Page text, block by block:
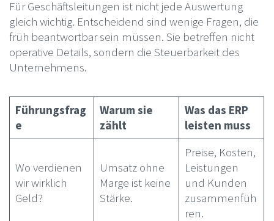
Für Geschäftsleitungen ist nicht jede Auswertung
gleich wichtig. Entscheidend sind wenige Fragen, die
früh beantwortbar sein müssen. Sie betreffen nicht
operative Details, sondern die Steuerbarkeit des
Unternehmens.
Führungsfrag
e
Warum sie
zählt
Was das ERP
leisten muss
Wo verdienen
wir wirklich
Geld?
Umsatz ohne
Marge ist keine
Stärke.
Preise, Kosten,
Leistungen
und Kunden
zusammenfüh
ren.